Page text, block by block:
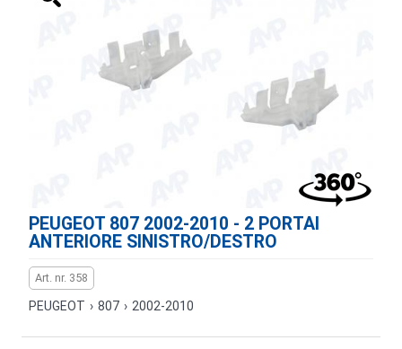
PEUGEOT 807 2002-2010 - 2 PORTAI
ANTERIORE SINISTRO/DESTRO
Art. nr. 358
PEUGEOT › 807 › 2002-2010